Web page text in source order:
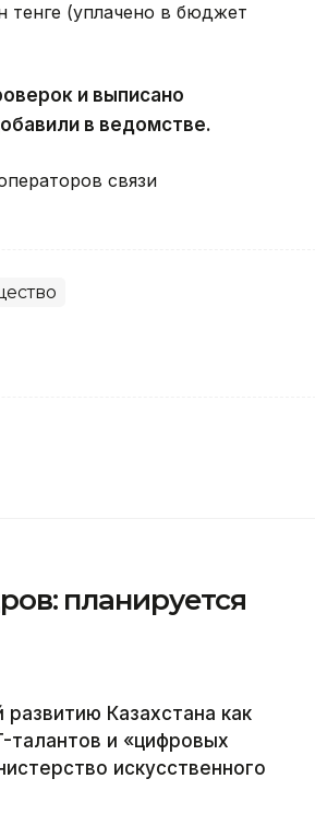
(уплачено в бюджет
и выписано
в ведомстве.
связи
планируется
Казахстана как
и «цифровых
искусственного